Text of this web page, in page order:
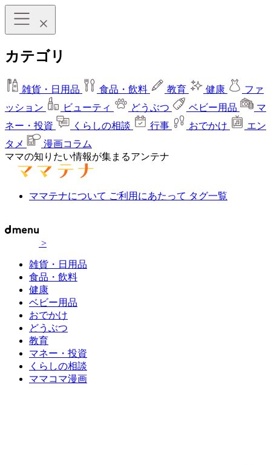
カテゴリ
雑貨・日用品 食品・飲料 教育 健康
ファ
ッション
ビューティ どうぶつ ベビー用品
マ
ネー・投資
くらしの相談 行事 おでかけ
エン
タメ
漫画コラム
ママの知りたい情報が集まるアンテナ
ママテナについて ご利用にあたって タグ一覧
>
雑貨・日用品
食品・飲料
健康
ベビー用品
おでかけ
どうぶつ
教育
マネー・投資
くらしの相談
ママコマ漫画